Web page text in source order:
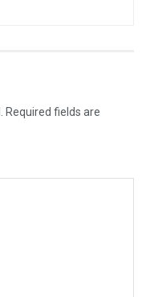
Required fields are